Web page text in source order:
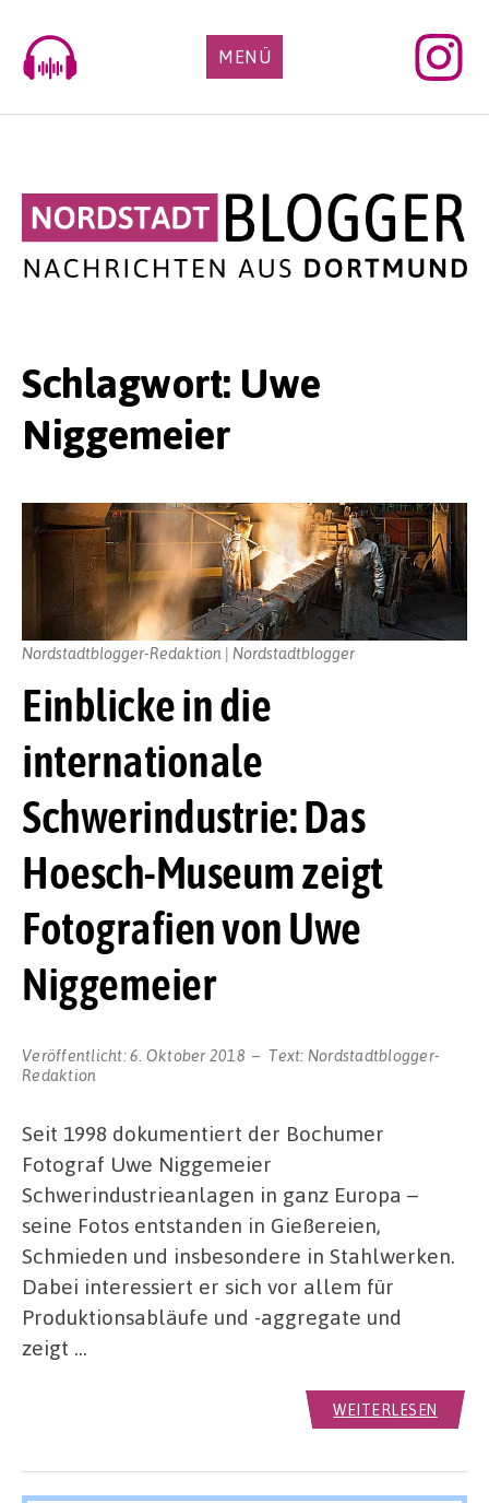
content
MENÜ
Schlagwort: Uwe
Niggemeier
Einblicke in die
internationale
Schwerindustrie: Das
Hoesch-Museum zeigt
Fotografien von Uwe
Niggemeier
Veröffentlicht:6. Oktober 2018 Text: Nordstadtblogger-
Redaktion
Nordstadtblogger-Redaktion | Nordstadtblogger
Seit 1998 dokumentiert der Bochumer
Fotograf Uwe Niggemeier
Schwerindustrieanlagen in ganz Europa –
seine Fotos entstanden in Gießereien,
Schmieden und insbesondere in Stahlwerken.
Dabei interessiert er sich vor allem für
Produktionsabläufe und -aggregate und
zeigt …
WEITERLESEN